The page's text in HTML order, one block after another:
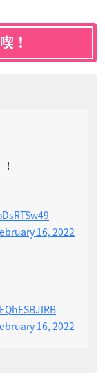
！
16, 2022
16, 2022